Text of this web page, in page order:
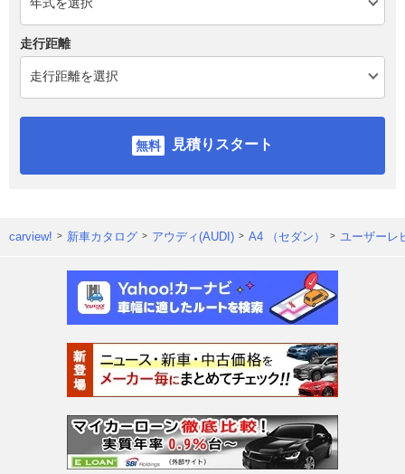
走行距離
見積りスタート
carview! 新車カタログ アウディ(AUDI) A4 （セダン） ユーザーレ